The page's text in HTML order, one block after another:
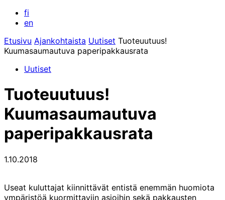
fi
en
Etusivu Ajankohtaista Uutiset Tuoteuutuus!
Kuumasaumautuva paperipakkausrata
Uutiset
Tuoteuutuus!
Kuumasaumautuva
paperipakkausrata
1.10.2018
Useat kuluttajat kiinnittävät entistä enemmän huomiota
ympäristöä kuormittaviin asioihin sekä pakkausten